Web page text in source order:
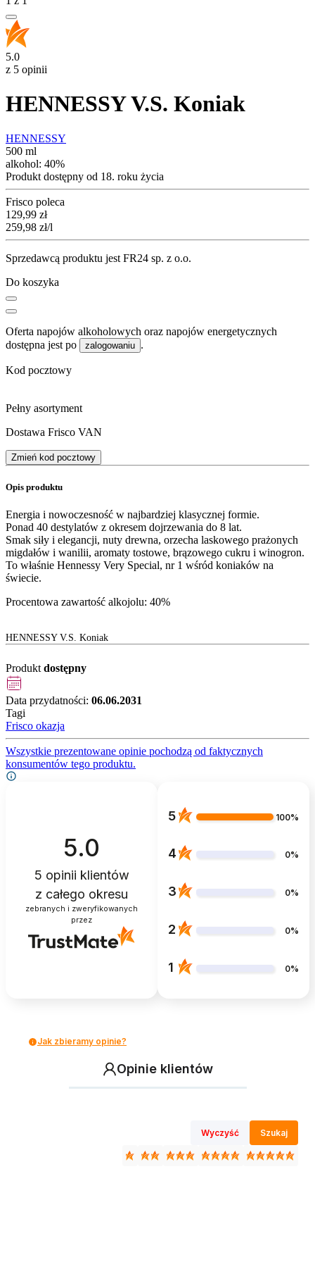
5.0
z 5 opinii
HENNESSY V.S. Koniak
HENNESSY
500 ml
alkohol: 40%
Produkt dostępny od 18. roku życia
Frisco poleca
Cena
129,99 zł
259,98 zł/l
Sprzedawcą produktu jest FR24 sp. z o.o.
Do koszyka
Oferta napojów alkoholowych oraz napojów energetycznych
dostępna jest po
zalogowaniu .
Kod pocztowy
Pełny asortyment
Dostawa Frisco VAN
Zmień kod pocztowy
Opis produktu
Energia i nowoczesność w najbardziej klasycznej formie.
Ponad 40 destylatów z okresem dojrzewania do 8 lat.
Smak siły i elegancji, nuty drewna, orzecha laskowego prażonych
migdałów i wanilii, aromaty tostowe, brązowego cukru i winogron.
To właśnie Hennessy Very Special, nr 1 wśród koniaków na
świecie.
Procentowa zawartość alkojolu: 40%
HENNESSY V.S. Koniak
Produkt dostępny
Data przydatności: 06.06.2031
Tagi
Frisco okazja
Wszystkie prezentowane opinie pochodzą od faktycznych
konsumentów tego produktu.
5.0
5 opinii klientów
z całego okresu
zebranych i zweryfikowanych
przez
5 100%
4 0%
3 0%
2 0%
1 0%
Jak zbieramy opinie?
Opinie klientów
Wyczyść Szukaj